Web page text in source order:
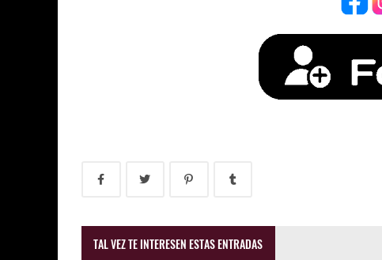
TAL VEZ TE INTERESEN ESTAS ENTRADAS